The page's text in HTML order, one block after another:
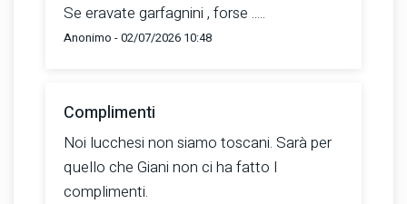
Se eravate garfagnini , forse .....
Anonimo - 02/07/2026 10:48
Complimenti
Noi lucchesi non siamo toscani. Sarà per
quello che Giani non ci ha fatto I
complimenti.